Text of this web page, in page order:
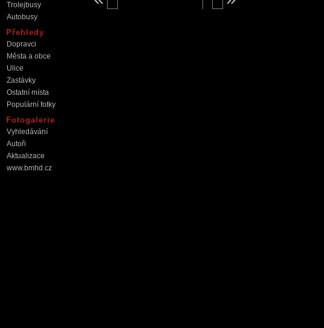
Trolejbusy
Autobusy
Přehledy
Dopravci
Města a obce
Ulice
Zastávky
Ostatní místa
Populární fotky
Fotogalerie
Vyhledávání
Autoři
Aktualizace
www.bmhd.cz